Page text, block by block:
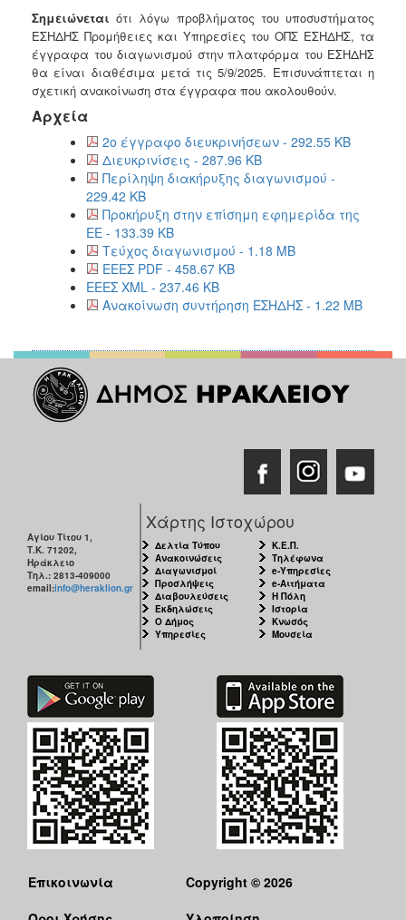
Σημειώνεταιότι λόγω προβλήματος του υποσυστήματος
ΕΣΗΔΗΣ Προμήθειες και Υπηρεσίες του ΟΠΣ ΕΣΗΔΗΣ, τα
έγγραφα του διαγωνισμού στην πλατφόρμα του ΕΣΗΔΗΣ
θα είναι διαθέσιμα μετά τις 5/9/2025. Επισυνάπτεται η
σχετική ανακοίνωση στα έγγραφα που ακολουθούν.
Αρχεία
2ο έγγραφο διευκρινήσεων - 292.55 KB
Διευκρινίσεις - 287.96 KB
Περίληψη διακήρυξης διαγωνισμού -
229.42 KB
Προκήρυξη στην επίσημη εφημερίδα της
ΕΕ - 133.39 KB
Τεύχος διαγωνισμού - 1.18 MB
ΕΕΕΣ PDF - 458.67 KB
ΕΕΕΣ XML - 237.46 KB
Ανακοίνωση συντήρηση ΕΣΗΔΗΣ - 1.22 MB
Αγίου Τίτου 1,
Τ.Κ. 71202,
Ηράκλειο
Τηλ.: 2813-409000
email:info@heraklion.gr
Χάρτης Ιστοχώρου
Δελτία Τύπου
Ανακοινώσεις
Διαγωνισμοί
Προσλήψεις
Διαβουλεύσεις
Εκδηλώσεις
Ο Δήμος
Υπηρεσίες
Κ.Ε.Π.
Τηλέφωνα
e-Υπηρεσίες
e-Αιτήματα
Η Πόλη
Ιστορία
Κνωσός
Μουσεία
Επικοινωνία
Copyright © 2026